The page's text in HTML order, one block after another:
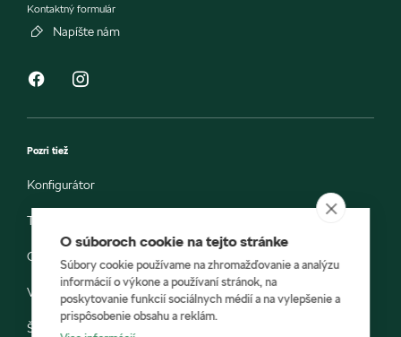
Kontaktný formulár
Napíšte nám
Pozri tiež
Konfigurátor
Testovacia jazda
Objednávka do servisu
Vozidlá ihneď k odberu
Škoda E-shop
O súboroch cookie na tejto stránke
Súbory cookie používame na zhromažďovanie a analýzu
informácií o výkone a používaní stránok, na
poskytovanie funkcií sociálnych médií a na vylepšenie a
prispôsobenie obsahu a reklám.